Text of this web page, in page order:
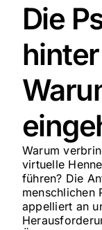
Die
Warum
virtuelle
führen? Die
menschlichen
appelliert an